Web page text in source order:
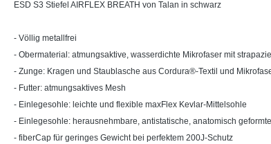
ESD S3 Stiefel AIRFLEX BREATH von Talan in schwarz
- Völlig metallfrei
- Obermaterial: atmungsaktive, wasserdichte Mikrofaser mit
- Zunge: Kragen und Staublasche aus Cordura®-Textil und
- Futter: atmungsaktives Mesh
- Einlegesohle: leichte und flexible maxFlex Kevlar-Mittelsohle
- Einlegesohle: herausnehmbare, antistatische, anatomisch
- fiberCap für geringes Gewicht bei perfektem 200J-Schutz